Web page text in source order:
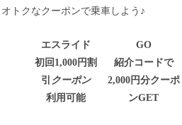
オトクなクーポンで乗車しよう♪
エスライド
初回1,000円割
引 クーポン
利用可能
GO
紹介コードで
2,000円分クーポ
ンGET